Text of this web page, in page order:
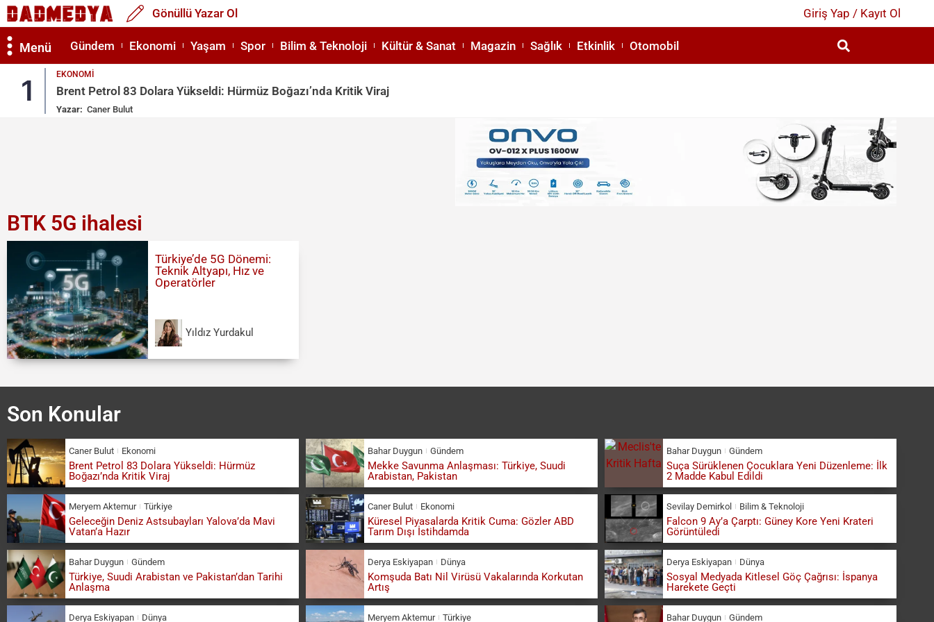
Gönüllü Yazar Ol Giriş Yap / Kayıt Ol
Menü Gündem Ekonomi Yaşam Spor Bilim & Teknoloji Kültür & Sanat Magazin Sağlık Etkinlik Otomobil
1 EKONOMI
Brent Petrol 83 Dolara Yükseldi: Hürmüz Boğazı’nda Kritik Viraj
Yazar: Caner Bulut
BTK 5G ihalesi
Türkiye’de 5G Dönemi:
Teknik Altyapı, Hız ve
Operatörler
Yıldız Yurdakul
Son Konular
Caner Bulut Ekonomi
Brent Petrol 83 Dolara Yükseldi: Hürmüz
Boğazı’nda Kritik Viraj
Bahar Duygun Gündem
Mekke Savunma Anlaşması: Türkiye, Suudi
Arabistan, Pakistan
Bahar Duygun Gündem
Suça Sürüklenen Çocuklara Yeni Düzenleme: İlk
2 Madde Kabul Edildi
Meryem Aktemur Türkiye
Geleceğin Deniz Astsubayları Yalova’da Mavi
Vatan’a Hazır
Caner Bulut Ekonomi
Küresel Piyasalarda Kritik Cuma: Gözler ABD
Tarım Dışı İstihdamda
Sevilay Demirkol Bilim & Teknoloji
Falcon 9 Ay’a Çarptı: Güney Kore Yeni Krateri
Görüntüledi
Bahar Duygun Gündem
Türkiye, Suudi Arabistan ve Pakistan’dan Tarihi
Anlaşma
Derya Eskiyapan Dünya
Komşuda Batı Nil Virüsü Vakalarında Korkutan
Artış
Derya Eskiyapan Dünya
Sosyal Medyada Kitlesel Göç Çağrısı: İspanya
Harekete Geçti
Derya Eskiyapan Dünya Meryem Aktemur Türkiye Bahar Duygun Gündem